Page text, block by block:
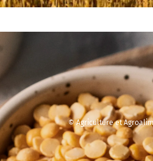
© Agriculture et